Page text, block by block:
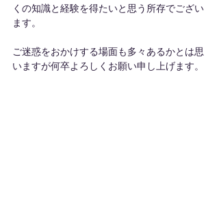
くの知識と経験を得たいと思う所存でござい
ます。
ご迷惑をおかけする場面も多々あるかとは思
いますが何卒よろしくお願い申し上げます。